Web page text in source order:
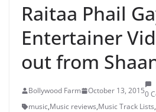
Raitaa Phail
Entertainer
out from
Bollywood Farm October 13, 20150
music,Music reviews,Music Track Lists,